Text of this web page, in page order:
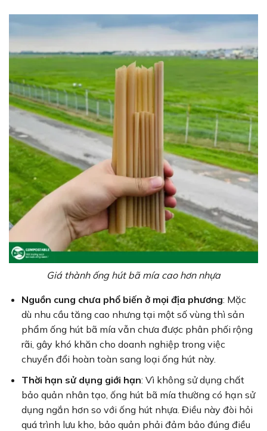
Giá thành ống hút bã mía cao hơn nhựa
Nguồn cung chưa phổ biến ở mọi địa phương: Mặc
dù nhu cầu tăng cao nhưng tại một số vùng thì sản
phẩm ống hút bã mía vẫn chưa được phân phối rộng
rãi, gây khó khăn cho doanh nghiệp trong việc
chuyển đổi hoàn toàn sang loại ống hút này.
Thời hạn sử dụng giới hạn: Vì không sử dụng chất
bảo quản nhân tạo, ống hút bã mía thường có hạn sử
dụng ngắn hơn so với ống hút nhựa. Điều này đòi hỏi
quá trình lưu kho, bảo quản phải đảm bảo đúng điều